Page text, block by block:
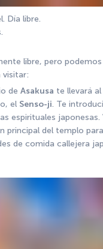
Día libre.
libre, pero
visitar:
de Asakusa te llevará
el Senso-ji. Te
espirituales japonesas.
principal del templo
de comida callejera